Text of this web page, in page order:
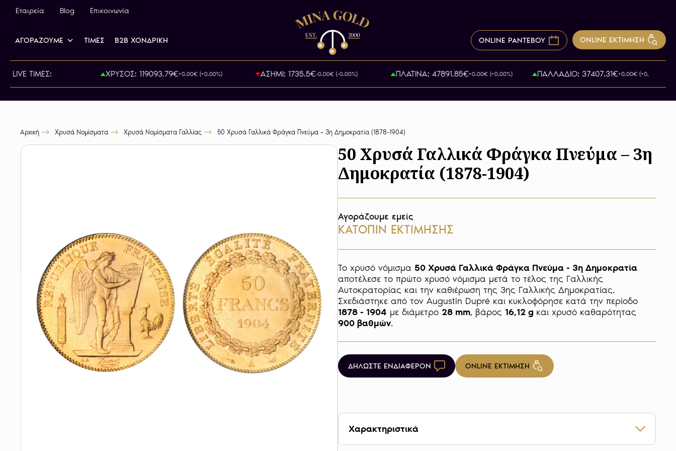
Εταιρεία Blog Επικοινωνία
ΑΓΟΡΑΖΟΥΜΕ ΤΙΜΕΣ B2B ΧΟΝΔΡΙΚΗ ONLINE ΡΑΝΤΕΒΟΥ ONLINE ΕΚΤΙΜΗΣΗ
LIVE ΤΙΜΕΣ:
825.00€ ΧΡΥΣΟΣ: 119093.79€+0.00€ (+0.00%) ΑΣΗΜΙ: 1735.5€-0.00€ (-0.00%) ΠΛΑΤΙΝΑ: 47891.85€+0.00€ (+0.00%) ΠΑΛΛΑΔΙΟ: 37407.31€+0.00€ (+0.00%)
Αρχική Χρυσά Νομίσματα Χρυσά Νομίσματα Γαλλίας 50 Χρυσά Γαλλικά Φράγκα Πνεύμα – 3η Δημοκρατία (1878-1904)
50 Χρυσά Γαλλικά Φράγκα Πνεύμα – 3η
Δημοκρατία (1878-1904)
Αγοράζουμε εμείς
ΚΑΤΟΠΙΝ ΕΚΤΙΜΗΣΗΣ
Το χρυσό νόμισμα 50 Χρυσά Γαλλικά Φράγκα Πνεύμα - 3η Δημοκρατία
αποτέλεσε το πρώτο χρυσό νόμισμα μετά το τέλος της Γαλλικής
Αυτοκρατορίας και την καθιέρωση της 3ης Γαλλικής Δημοκρατίας.
1878 - 1904 με διάμετρο 28 mm, βάρος 16,12 g
900 βαθμών.
ΔΗΛΩΣΤΕ ΕΝΔΙΑΦΕΡΟΝ ONLINE ΕΚΤΙΜΗΣΗ
Χαρακτηριστικά